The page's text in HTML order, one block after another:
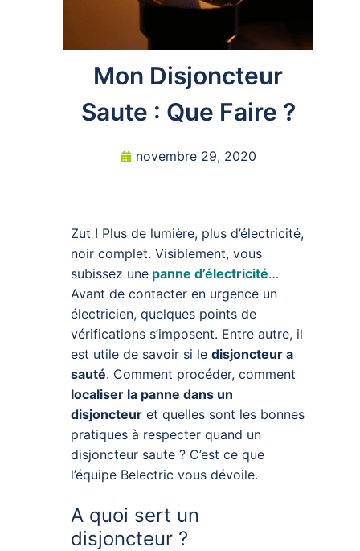
Mon Disjoncteur
Saute : Que Faire ?
novembre 29, 2020
Zut ! Plus de lumière, plus d’électricité,
noir complet. Visiblement, vous
subissez une panne d’électricité…
Avant de contacter en urgence un
électricien, quelques points de
vérifications s’imposent. Entre autre, il
est utile de savoir si ledisjoncteur a
sauté. Comment procéder, comment
localiser la panne dans un
disjoncteur et quelles sont les bonnes
pratiques à respecter quand un
disjoncteur saute ? C’est ce que
l’équipe Belectric vous dévoile.
A quoi sert un
disjoncteur ?